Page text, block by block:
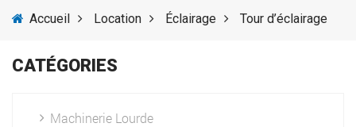
ACTUALITÉS
FOURNISSEURS
Accueil Location Éclairage Tour d’éclairage
CATÉGORIES
Machinerie Lourde